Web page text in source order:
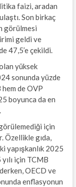
faizi, aradan
Son birkaç
görülmesi
geldi ve
47,5’e çekildi.
yüksek
sonunda yüzde
de OVP
boyunca da en
için
Özellikle gıda,
yapışkanlık 2025
yılı için TCMB
OECD ve
enflasyonun